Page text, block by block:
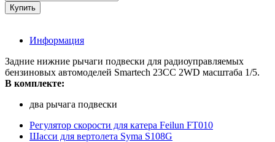
Информация
Задние нижние рычаги подвески для радиоуправляемых
бензиновых автомоделей Smartech 23СС 2WD масштаба 1/5.
В комплекте:
два рычага подвески
Регулятор скорости для катера Feilun FT010
Шасси для вертолета Syma S108G